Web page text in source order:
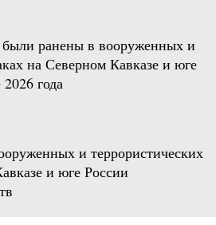
ранены в вооруженных и
на Северном Кавказе и юге
года
и террористических
и юге России